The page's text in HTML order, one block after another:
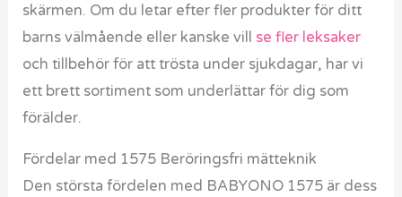
skärmen. Om du letar efter fler produkter för ditt
barns välmående eller kanske vill se fler leksaker
och tillbehör för att trösta under sjukdagar, har vi
ett brett sortiment som underlättar för dig som
förälder.
Fördelar med 1575 Beröringsfri mätteknik
Den största fördelen med BABYONO 1575 är dess